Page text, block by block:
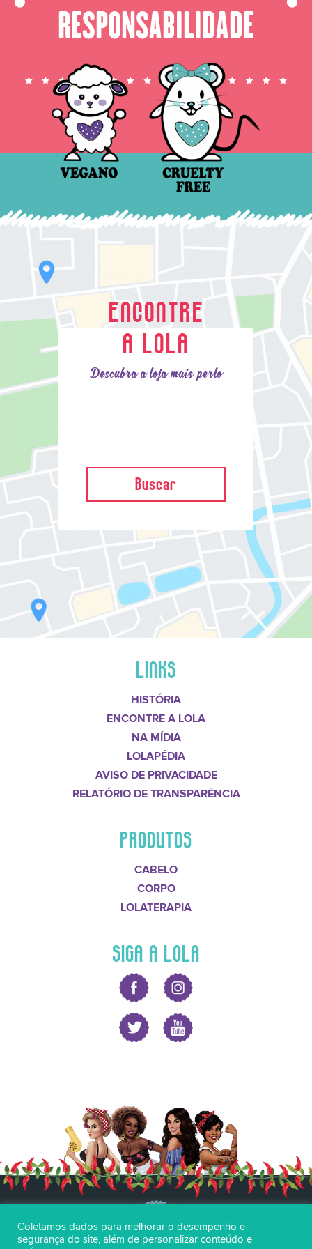
RESPONSABILIDADE
ENCONTRE
A LOLA
Descubra a loja mais perto
Buscar
LINKS
HISTÓRIA
ENCONTRE A LOLA
NA MÍDIA
LOLAPÉDIA
AVISO DE PRIVACIDADE
RELATÓRIO DE TRANSPARÊNCIA
PRODUTOS
CABELO
CORPO
LOLATERAPIA
SIGA A LOLA
Coletamos dados para melhorar o desempenho e
segurança do site, além de personalizar conteúdo e